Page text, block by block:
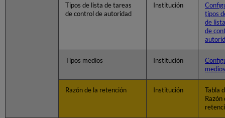
Tipos de lista de tareas
de control de autoridad
Institución
tipos
de
de
Tipos medios Institución
medios
Razón de la retención Institución
Tabla
Razón